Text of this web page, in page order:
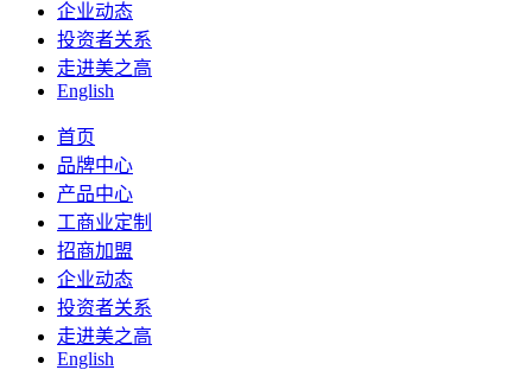
企业动态
投资者关系
走进美之高
English
首页
品牌中心
产品中心
工商业定制
招商加盟
企业动态
投资者关系
走进美之高
English